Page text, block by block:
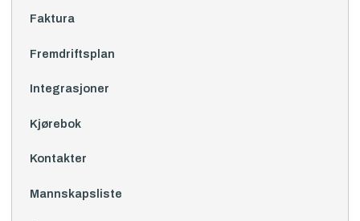
Faktura
Fremdriftsplan
Integrasjoner
Kjørebok
Kontakter
Mannskapsliste